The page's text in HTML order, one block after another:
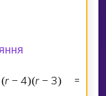
(r − 4)(r − 3) =